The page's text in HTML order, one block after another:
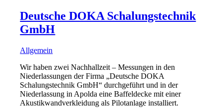
Deutsche DOKA Schalungstechnik
GmbH
Allgemein
Wir haben zwei Nachhallzeit – Messungen in den
Niederlassungen der Firma „Deutsche DOKA
Schalungstechnik GmbH“ durchgeführt und in der
Niederlassung in Apolda eine Baffeldecke mit einer
Akustikwandverkleidung als Pilotanlage installiert.